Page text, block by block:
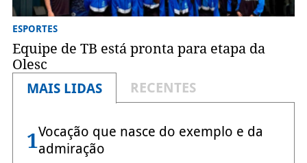
ESPORTES
Equipe de TB está pronta para etapa da
Olesc
MAIS LIDAS
RECENTES
1Vocação que nasce do exemplo e da
admiração